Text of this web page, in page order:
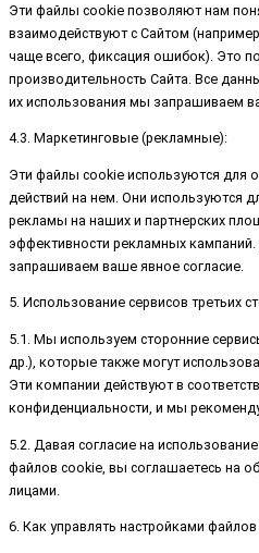
Эти файлы cookie позволяют нам
взаимодействуют с Сайтом
чаще всего, фиксация ошибок). Это
производительность Сайта. Все
их использования мы запрашиваем
4.3. Маркетинговые (рекламные):
Эти файлы cookie используются для
действий на нем. Они используются
рекламы на наших и партнерских
эффективности рекламных
запрашиваем ваше явное согласие.
5. Использование сервисов третьих
5.1. Мы используем сторонние
др.), которые также могут
Эти компании действуют в
конфиденциальности, и мы
5.2. Давая согласие на
файлов cookie, вы соглашаетесь на
лицами.
6. Как управлять настройками